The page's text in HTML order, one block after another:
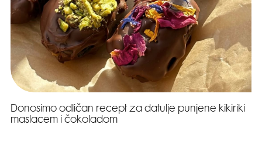
Donosimo odličan recept za datulje punjene kikiriki
maslacem i čokoladom